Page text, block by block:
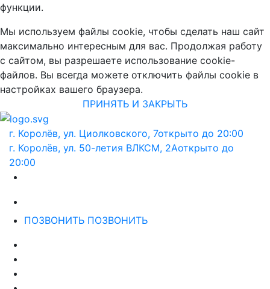
функции.
Мы используем файлы cookie, чтобы сделать наш сайт
максимально интересным для вас. Продолжая работу
с сайтом, вы разрешаете использование cookie-
файлов. Вы всегда можете отключить файлы cookie в
настройках вашего браузера.
ПРИНЯТЬ И ЗАКРЫТЬ
г. Королёв, ул. Циолковского, 7открыто до 20:00
г. Королёв, ул. 50-летия ВЛКСМ, 2Аоткрыто до
20:00
ПОЗВОНИТЬ ПОЗВОНИТЬ